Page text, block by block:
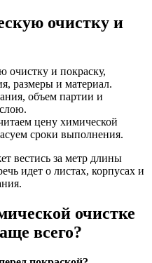
очистку и
очистку и покраску,
размеры и материал.
объем партии и
цену химической
сроки выполнения.
вестись за метр длины
идет о листах, корпусах и
очистке
всего?